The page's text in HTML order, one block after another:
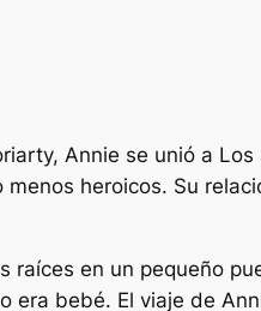
Annie se unió a
heroicos. Su
raíces en un pequeño
era bebé. El viaje de